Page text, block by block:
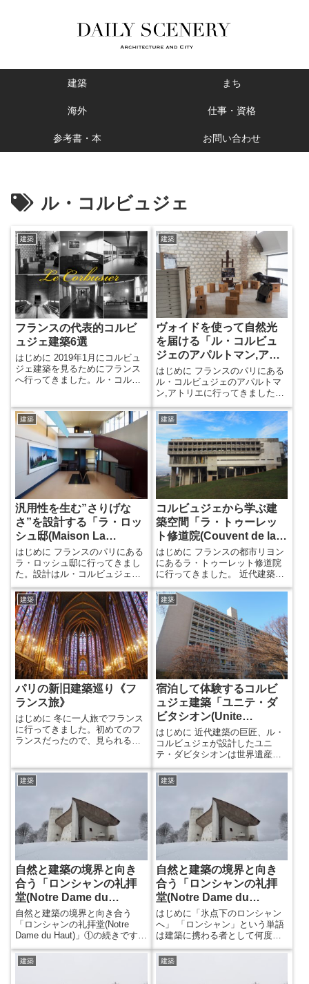
建築 まち
海外 仕事・資格
参考書・本 お問い合わせ
ル・コルビュジェ
建築
フランスの代表的コルビ
ュジェ建築6選
はじめに 2019年1月にコルビュ
ジェ建築を見るためにフランス
へ行ってきました。ル・コルビ
人でもあります。近代建築の五
原則とは、ピロティ、屋上庭
園、自由な平面、自由な立面(フ
ァサード)、水平連続窓です。 そ
れらを設計することによる効果
を実際に見学して体験してきま
した。コルビュジェには個人邸
宅から集合住宅、修道院など幅
広い設計作品があります。フ...
建築
ヴォイドを使って自然光
を届ける「ル・コルビュ
ジェのアパルトマン,アト
リエ(Appartement-Atelier
de Le Corbusier)」
はじめに フランスのパリにある
ル・コルビュジェのアパルトマ
ン,アトリエに行ってきました。
ラ・ロッシュ邸と同じく16区に
あり、これらは共通チケットで
見学することができました。 周
囲の一連の建物の中でこのアパ
ルトマンだけモダニズム的であ
るので外観は分かりやすいで
す。コルビュジェの集合住宅は
すが、都市計画的で自己完結的
なユニテ・ダビタシオンとは異
な...
建築
汎用性を生む”さりげな
さ”を設計する「ラ・ロッ
シュ邸(Maison La
Roche)」
はじめに フランスのパリにある
ラ・ロッシュ邸に行ってきまし
た。設計はル・コルビュジェと
ヌレです。ラ・ロッシュ邸は
1925年に完成しました。施主の
ラ・ロッシュは美術品を飾るギ
ャラリーが欲しいということ
で、そのための部屋が作られて
います。代表作であるサヴォア
邸より前に作られていますが、
ここでもコルビュジェの提唱す
る”近代建築の五原則”を感じるこ
とができます。 水平連続窓の
あ...
建築
コルビュジェから学ぶ建
築空間「ラ・トゥーレッ
ト修道院(Couvent de la
Tourette)」
はじめに フランスの都市リヨン
にあるラ・トゥーレット修道院
に行ってきました。 近代建築の
したこの修道院は数々の建築家
が称賛しています。 しかし実際
のところ、それがどのくらいの
ものなのかは自分で体験してみ
ないと分かりません。 評価が高
いものでも自分がどう感じる
か、善し悪しもその理由を考え
てみる必要があります。 コルビ
ュジェの影響は世界に広がり、
日本にもその系譜を残してき
ま...
建築
パリの新旧建築巡り《フ
ランス旅》
はじめに 冬に一人旅でフランス
に行ってきました。初めてのフ
ランスだったので、見られるだ
いう、数日間特定の美術館等に
行き放題の券を購入できたので
お得でした。これは様々な入手
方法があるようですが、私の場
合は駅構内で買いました。 建物
は中世のものから現代のものま
で、パリに渦巻く様々な建築様
らを年代順に紹介していきま...
建築
宿泊して体験するコルビ
ュジェ建築「ユニテ・ダ
ビタシオン(Unite
d’Habitation)」①
はじめに 近代建築の巨匠、ル・
コルビュジェが設計したユニ
テ・ダビタシオンは世界遺産と
なっています。 集合住宅の中に
はレストランやオフィス 、保育
園やホテルも含まれていて、そ
の建物自体が一つの都市のよう
になっています。 貴重な機会で
したので、ユニテダビタシオン
内のホテルに泊まってきまし
た。それでは紹介していきたい
感 敷地はマルセイユの中心市街
の南側にあり、最寄り駅のRo...
建築
自然と建築の境界と向き
合う「ロンシャンの礼拝
堂(Notre Dame du
Haut)」②
自然と建築の境界と向き合う
「ロンシャンの礼拝堂(Notre
Dame du Haut)」①の続きです。
内部の床は祭壇正面に向かって
なだらかに勾配が付いていま
建築
自然と建築の境界と向き
合う「ロンシャンの礼拝
堂(Notre Dame du
Haut)」①
はじめに「氷点下のロンシャン
へ」 「ロンシャン」という単語
は建築に携わる者として何度も
名ということを初めて知りまし
た。 フランス国内でコルビュジ
建築 建築